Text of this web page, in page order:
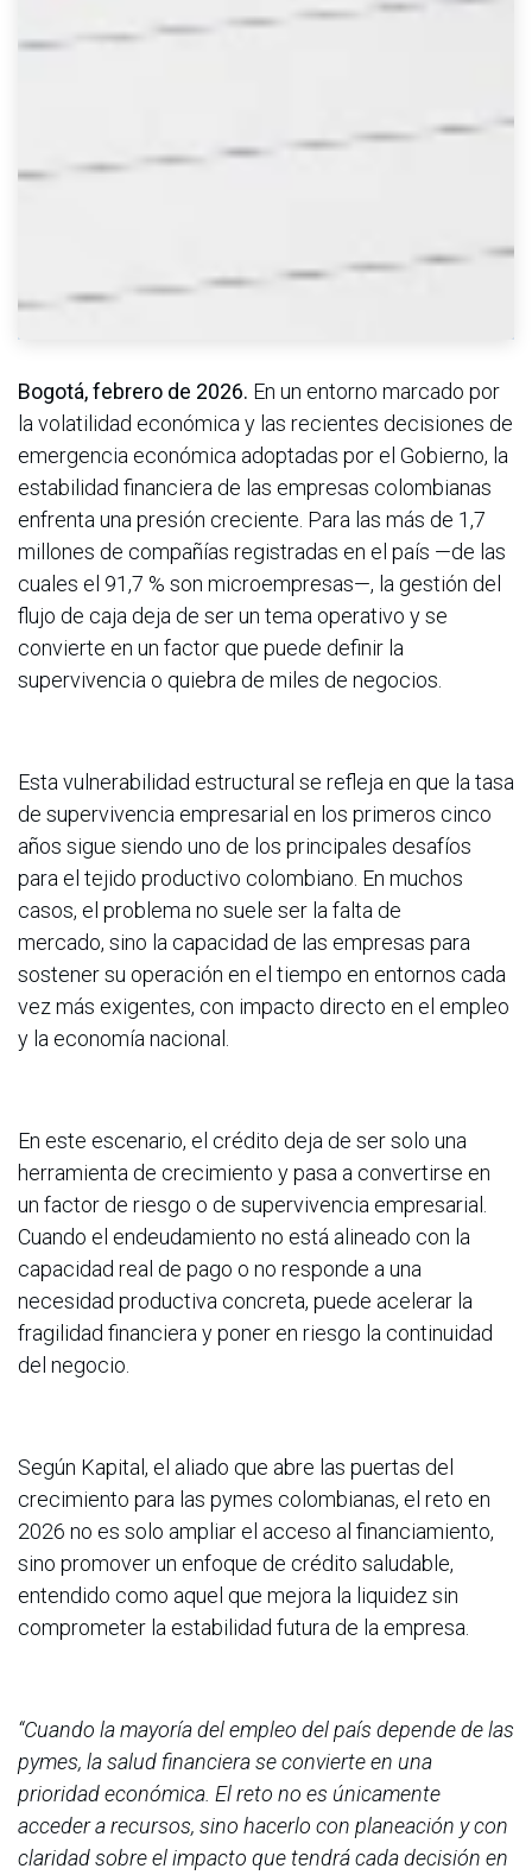
Bogotá, febrero de 2026. En un entorno marcado por
la volatilidad económica y las recientes decisiones de
emergencia económica adoptadas por el Gobierno, la
estabilidad financiera de las empresas colombianas
enfrenta una presión creciente. Para las más de 1,7
millones de compañías registradas en el país —de las
cuales el 91,7 % son microempresas—, la gestión del
flujo de caja deja de ser un tema operativo y se
convierte en un factor que puede definir la
supervivencia o quiebra de miles de negocios.
Esta vulnerabilidad estructural se refleja en que la tasa
de supervivencia empresarial en los primeros cinco
años sigue siendo uno de los principales desafíos
para el tejido productivo colombiano. En muchos
casos, el problema no suele ser la falta de
mercado, sino la capacidad de las empresas para
sostener su operación en el tiempo en entornos cada
vez más exigentes, con impacto directo en el empleo
y la economía nacional.
En este escenario, el crédito deja de ser solo una
herramienta de crecimiento y pasa a convertirse en
un factor de riesgo o de supervivencia empresarial.
Cuando el endeudamiento no está alineado con la
capacidad real de pago o no responde a una
necesidad productiva concreta, puede acelerar la
fragilidad financiera y poner en riesgo la continuidad
del negocio.
Según Kapital, el aliado que abre las puertas del
crecimiento para las pymes colombianas, el reto en
2026 no es solo ampliar el acceso al financiamiento,
sino promover un enfoque de crédito saludable,
entendido como aquel que mejora la liquidez sin
comprometer la estabilidad futura de la empresa.
“Cuando la mayoría del empleo del país depende de las
pymes, la salud financiera se convierte en una
prioridad económica. El reto no es únicamente
acceder a recursos, sino hacerlo con planeación y con
claridad sobre el impacto que tendrá cada decisión en